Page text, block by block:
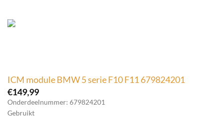
ICM module BMW 5 serie F10 F11 679824201
€149,99
Onderdeelnummer: 679824201
Gebruikt